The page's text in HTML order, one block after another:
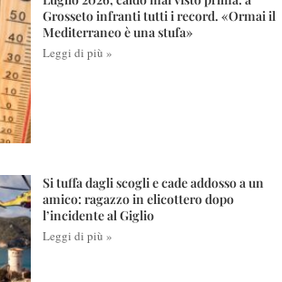
Grosseto infranti tutti i record. «Ormai il
Mediterraneo è una stufa»
Leggi di più »
Si tuffa dagli scogli e cade addosso a un
amico: ragazzo in elicottero dopo
l’incidente al Giglio
Leggi di più »